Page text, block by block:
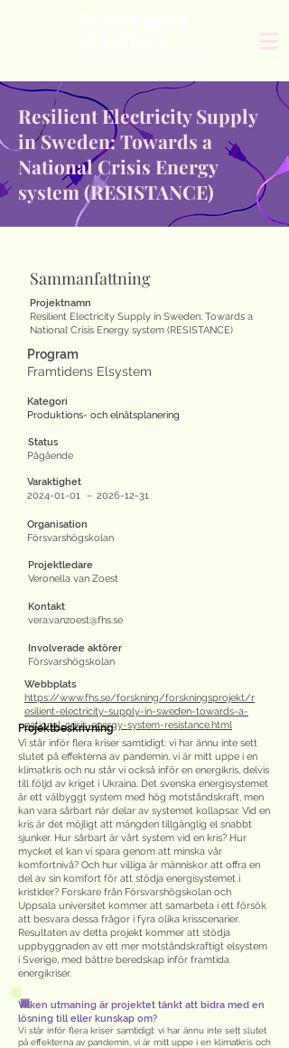
Resilient Electricity Supply
in Sweden: Towards a
National Crisis Energy
system (RESISTANCE)
Sammanfattning
Projektnamn
Resilient Electricity Supply in Sweden: Towards a
National Crisis Energy system (RESISTANCE)
Program
Framtidens Elsystem
Kategori
Produktions- och elnätsplanering
Status
Pågående
Varaktighet
2024-01-01
– 2026-12-31
Organisation
Försvarshögskolan
Projektledare
Veronella van Zoest
Kontakt
vera.vanzoest@fhs.se
Involverade aktörer
Försvarshögskolan
Webbplats
https://www.fhs.se/forskning/forskningsprojekt/r
esilient-electricity-supply-in-sweden-towards-a-
national-crisis-energy-system-resistance.html
Projektbeskrivning
Vi står inför flera kriser samtidigt: vi har ännu inte sett
slutet på effekterna av pandemin, vi är mitt uppe i en
klimatkris och nu står vi också inför en energikris, delvis
till följd av kriget i Ukraina. Det svenska energisystemet
är ett välbyggt system med hög motståndskraft, men
kan vara sårbart när delar av systemet kollapsar. Vid en
kris är det möjligt att mängden tillgänglig el snabbt
sjunker. Hur sårbart är vårt system vid en kris? Hur
mycket el kan vi spara genom att minska vår
komfortnivå? Och hur villiga är människor att offra en
del av sin komfort för att stödja energisystemet i
kristider? Forskare från Försvarshögskolan och
Uppsala universitet kommer att samarbeta i ett försök
att besvara dessa frågor i fyra olika krisscenarier.
Resultaten av detta projekt kommer att stödja
uppbyggnaden av ett mer motståndskraftigt elsystem
i Sverige, med bättre beredskap inför framtida
energikriser.
Vilken utmaning är projektet tänkt att bidra med en
lösning till eller kunskap om?
Vi står inför flera kriser samtidigt: vi har ännu inte sett slutet
på effekterna av pandemin, vi är mitt uppe i en klimatkris och